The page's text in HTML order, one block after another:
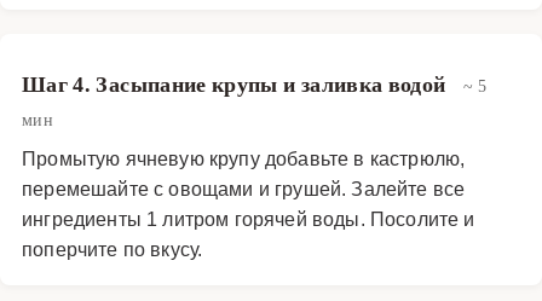
копченой грушей и ячневой крупой — это сытное,
ароматное и полезное блюдо, которое разнообразит
необычным вкусом. Его приготовление — это
возможность познакомиться с традиционной кухней в
новом свете и оценить гармонию зерновых и фруктов.
Шаг 4. Засыпание крупы и заливка водой
~ 5
мин
Промытую ячневую крупу добавьте в кастрюлю,
перемешайте с овощами и грушей. Залейте все
ингредиенты 1 литром горячей воды. Посолите и
поперчите по вкусу.